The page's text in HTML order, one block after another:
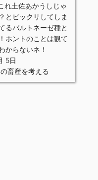
土佐あかうしじゃ
とビックリしてしま
るパルトネーゼ種と
ホントのことは観て
からないネ！
5日
畜産を考える